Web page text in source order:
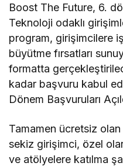
Boost The Future, 6.
Teknoloji odaklı
program, girişimcilere
büyütme fırsatları
formatta
kadar başvuru kabul
Dönem Başvuruları
Tamamen ücretsiz
sekiz girişimci, özel
ve atölyelere katılma